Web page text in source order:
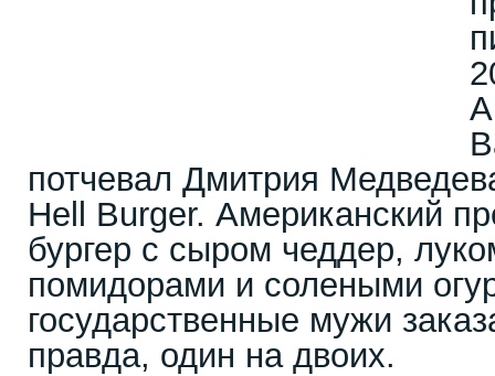
потчевал Дмитрия
Hell Burger. Американский
бургер с сыром чеддер,
помидорами и солеными
государственные мужи
правда, один на двоих.